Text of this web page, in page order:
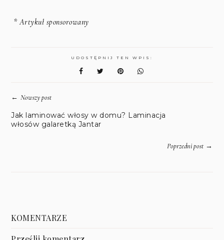
* Artykuł sponsorowany
UDOSTĘPNIJ TEN WPIS:
←Nowszy post
Jak laminować włosy w domu? Laminacja
włosów galaretką Jantar
Poprzedni post→
KOMENTARZE